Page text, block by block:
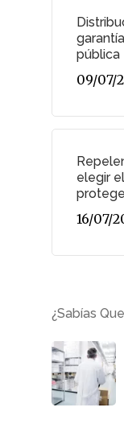
pública
09/07/
elegir
16/07/
¿Sabías